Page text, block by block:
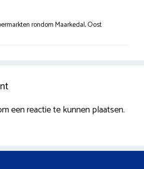
rondom Maarkedal, Oost
een reactie te kunnen plaatsen.